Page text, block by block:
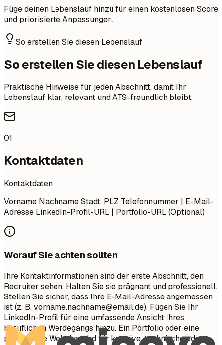
Füge deinen Lebenslauf hinzu für einen kostenlosen Score
und priorisierte Anpassungen.
So erstellen Sie diesen Lebenslauf
So erstellen Sie diesen Lebenslauf
Praktische Hinweise für jeden Abschnitt, damit Ihr
Lebenslauf klar, relevant und ATS-freundlich bleibt.
01
Kontaktdaten
Kontaktdaten
Vorname Nachname Stadt, PLZ Telefonnummer | E-Mail-
Adresse LinkedIn-Profil-URL | Portfolio-URL (Optional)
Worauf Sie achten sollten
Ihre Kontaktinformationen sind der erste Abschnitt, den
Recruiter sehen. Halten Sie sie prägnant und professionell.
Stellen Sie sicher, dass Ihre E-Mail-Adresse angemessen
ist (z. B.vorname.nachname@email.de). Fügen Sie Ihr
LinkedIn-Profil für eine umfassende Ansicht Ihres
beruflichen Werdegangs hinzu. Ein Portfolio oder eine
persönliche Website wird für kreative, technische oder